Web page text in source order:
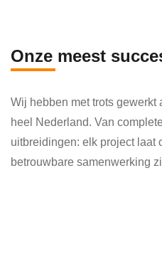
Onze meest
Wij hebben met trots
heel Nederland. Van
uitbreidingen: elk project laat
betrouwbare samenwerking